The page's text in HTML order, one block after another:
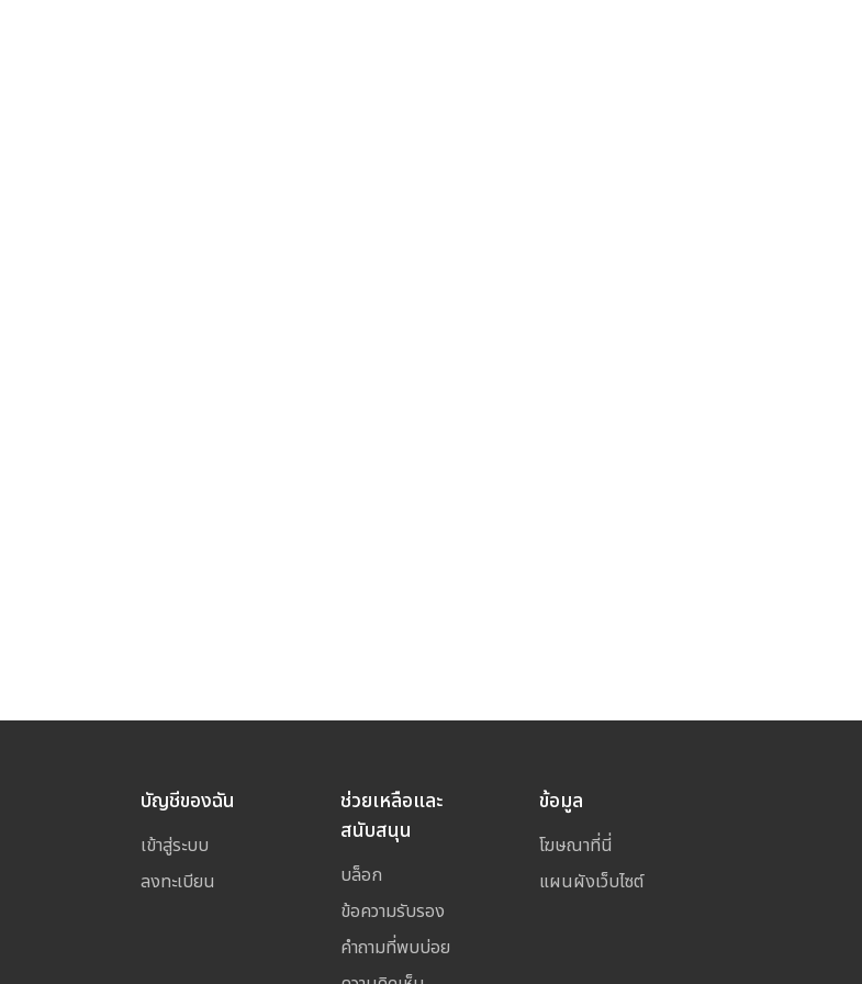
บัญชีของฉัน
เข้าสู่ระบบ
ลงทะเบียน
ช่วยเหลือและ
สนับสนุน
บล็อก
ข้อความรับรอง
คำถามที่พบบ่อย
ข้อมูล
โฆษณาที่นี่
แผนผังเว็บไซต์